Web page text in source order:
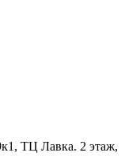
ТЦ Лавка. 2 этаж,